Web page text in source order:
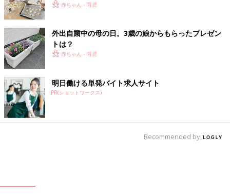
出典：Instagramアカウント「megu_yhg」
日お水をやって少しずつ大きくなる姿をみて、愛着が湧いてきた
のでしょうね。植物の成長を見守りながら子どもの興味が広がっ
ていくのも素敵です。
農家さんのアドバイスを受けならがベランダ菜園に
挑戦！
赤ちゃん・育児
外出自粛中の母の日。3歳の娘からもらったプレゼン
トは？
赤ちゃん・育児
明日働ける単発バイト求人サイト
PR(ショットワークス)
Recommended by